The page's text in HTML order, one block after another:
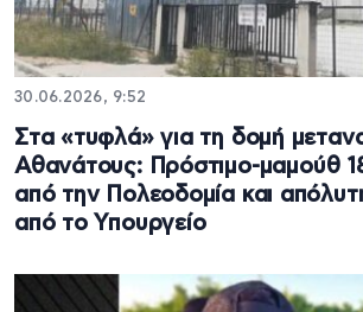
30.06.2026, 9:52
Στα «τυφλά» για τη δομή
Αθανάτους: Πρόστιμο-μαμούθ
από την Πολεοδομία και
από το Υπουργείο